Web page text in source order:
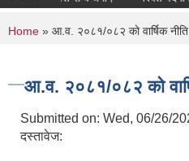
You are here
Home » आ.व. २०८१/०८२ को वार्षिक
आ.व. २०८१/०८२ को
Submitted on: Wed, 06/26/
दस्तावेज: